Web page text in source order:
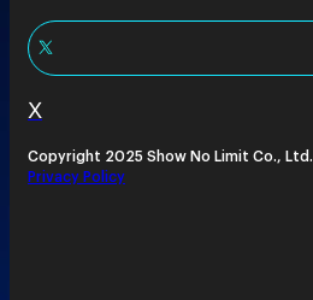
X
Copyright 2025 Show No Limit Co., Ltd.
Privacy Policy